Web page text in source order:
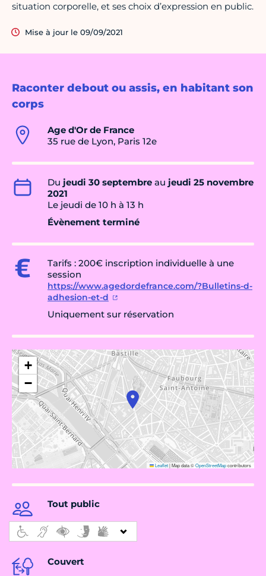
Raconter debout ou assis, en habitant son
corps
Age d'Or de France
35 rue de Lyon, Paris 12e
Du jeudi 30 septembre au jeudi 25 novembre
2021
Le jeudi de 10 h à 13 h
Évènement terminé
Tarifs : 200€ inscription individuelle à une
session
https://www.agedordefrance.com/?Bulletins-d-
adhesion-et-d
Uniquement sur réservation
+
−
Leaflet|Map data ©OpenStreetMapcontributors
Tout public
Couvert
situation corporelle, et ses choix d’expression en public.
Mise à jour le 09/09/2021